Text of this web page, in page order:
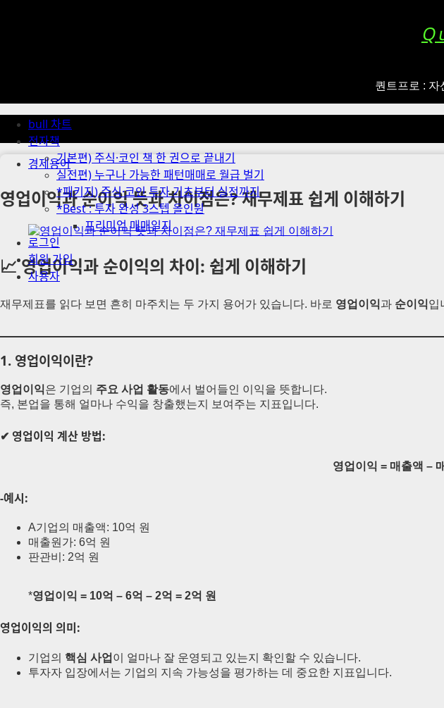
퀀트프로 : 자
bull 차트
전자책
기본편) 주식·코인 책 한 권으로 끝내기
실전편) 누구나 가능한 패턴매매로 월급 벌기
*패키지) 주식·코인 투자 기초부터 실전까지
*Best : 투자 완성 3스텝 올인원
프리미엄 매매일지
로그인
회원 가입
사용자
경제용어
영업이익과 순이익 뜻과 차이점은? 재무제표 쉽게 이해하기
📈 영업이익과 순이익의 차이: 쉽게 이해하기
재무제표를 읽다 보면 흔히 마주치는 두 가지 용어가 있습니다. 바로 영업이익과 순이익입
1. 영업이익이란?
영업이익은 기업의 주요 사업 활동에서 벌어들인 이익을 뜻합니다.
즉, 본업을 통해 얼마나 수익을 창출했는지 보여주는 지표입니다.
✔ 영업이익 계산 방법:
영업이익 = 매출액 –
-예시:
A기업의 매출액: 10억 원
매출원가: 6억 원
판관비: 2억 원
*영업이익 = 10억 – 6억 – 2억 = 2억 원
영업이익의 의미:
기업의 핵심 사업 이 얼마나 잘 운영되고 있는지 확인할 수 있습니다.
투자자 입장에서는 기업의 지속 가능성을 평가하는 데 중요한 지표입니다.